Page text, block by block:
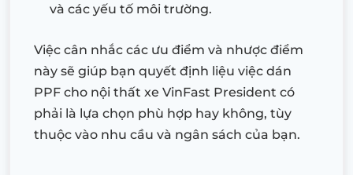
và các yếu tố môi trường.
Việc cân nhắc các ưu điểm và nhược điểm
này sẽ giúp bạn quyết định liệu việc dán
PPF cho nội thất xe VinFast President có
phải là lựa chọn phù hợp hay không, tùy
thuộc vào nhu cầu và ngân sách của bạn.